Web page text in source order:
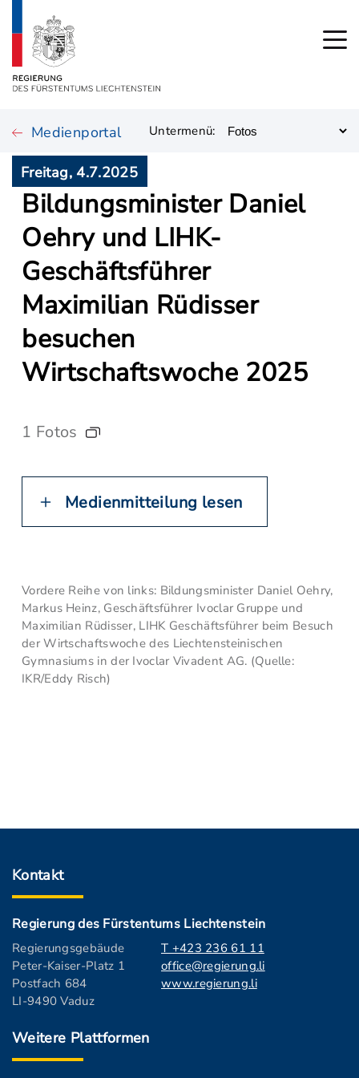
Medienportal Untermenü:
Freitag, 4.7.2025
Bildungsminister Daniel
Oehry und LIHK-
Geschäftsführer
Maximilian Rüdisser
besuchen
Wirtschaftswoche 2025
1 Fotos
Medienmitteilung lesen
Vordere Reihe von links: Bildungsminister Daniel Oehry,
Markus Heinz, Geschäftsführer Ivoclar Gruppe und
Maximilian Rüdisser, LIHK Geschäftsführer beim Besuch
der Wirtschaftswoche des Liechtensteinischen
Gymnasiums in der Ivoclar Vivadent AG. (Quelle:
IKR/Eddy Risch)
Kontakt
Regierung des Fürstentums Liechtenstein
Regierungsgebäude
Peter-Kaiser-Platz 1
Postfach 684
LI-9490 Vaduz
T +423 236 61 11
office@regierung.li
www.regierung.li
Weitere Plattformen